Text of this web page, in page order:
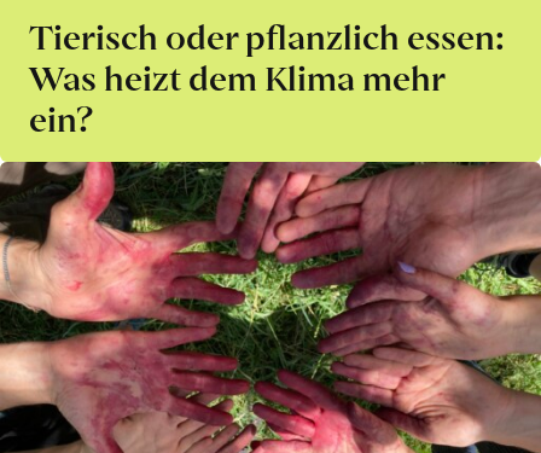
Tierisch oder pflanzlich essen:
Was heizt dem Klima mehr
ein?